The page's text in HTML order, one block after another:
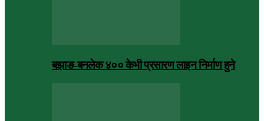
बझाङ-बनलेक ४०० केभी प्रसारण लाइन निर्माण हुने